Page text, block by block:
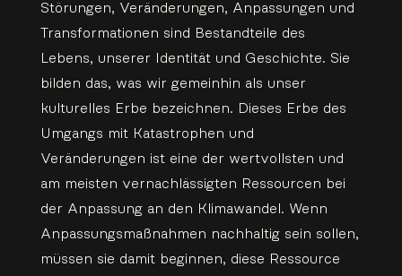
Störungen, Veränderungen, Anpassungen und
Transformationen sind Bestandteile des
Lebens, unserer Identität und Geschichte. Sie
bilden das, was wir gemeinhin als unser
kulturelles Erbe bezeichnen. Dieses Erbe des
Umgangs mit Katastrophen und
Veränderungen ist eine der wertvollsten und
am meisten vernachlässigten Ressourcen bei
der Anpassung an den Klimawandel. Wenn
Anpassungsmaßnahmen nachhaltig sein sollen,
müssen sie damit beginnen, diese Ressource